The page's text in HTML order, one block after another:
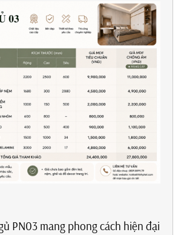
PN03 mang phong cách hiện đại